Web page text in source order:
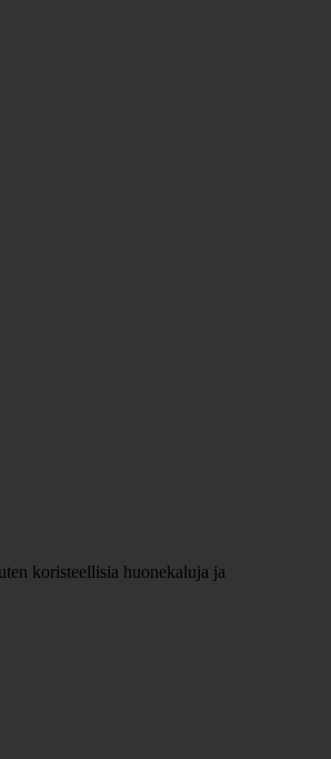
koristeellisia huonekaluja ja